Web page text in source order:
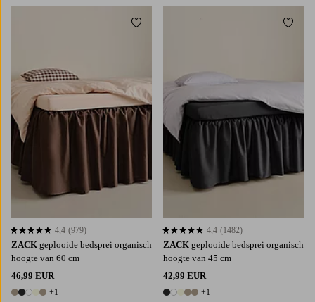
ZACK geplooide bedsprei organisch
hoogte van 60 cm
46,99 EUR
6 kleuren
+1
4,4 op basis van 979 beoordelingen
4,4 (979)
Toevoegen aan favorieten
ZACK geplooide bedsprei organisch
hoogte van 45 cm
42,99 EUR
6 kleuren
+1
4,4 op basis van 1482 beoordelingen
4,4 (1482)